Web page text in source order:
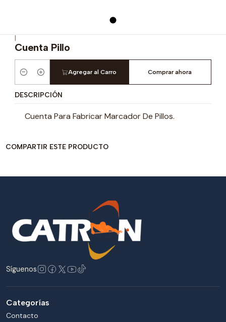
|
Cuenta Pillo
Cantidad
Agregar al Carro Comprar ahora
DESCRIPCIÓN
Cuenta Para Fabricar Marcador De Pillos.
COMPARTIR ESTE PRODUCTO
Síguenos
Categorías
Contacto